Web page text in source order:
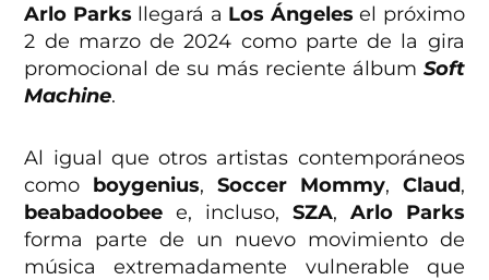
Arlo Parks llegará a Los Ángeles el próximo
2 de marzo de 2024 como parte de la gira
promocional de su más reciente álbum Soft
Machine.
Al igual que otros artistas contemporáneos
como boygenius, Soccer Mommy, Claud,
beabadoobeee, incluso, SZA, Arlo Parks
forma parte de un nuevo movimiento de
música extremadamente vulnerable que